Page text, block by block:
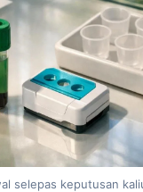
selepas keputusan